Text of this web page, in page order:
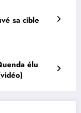
sa cible
élu